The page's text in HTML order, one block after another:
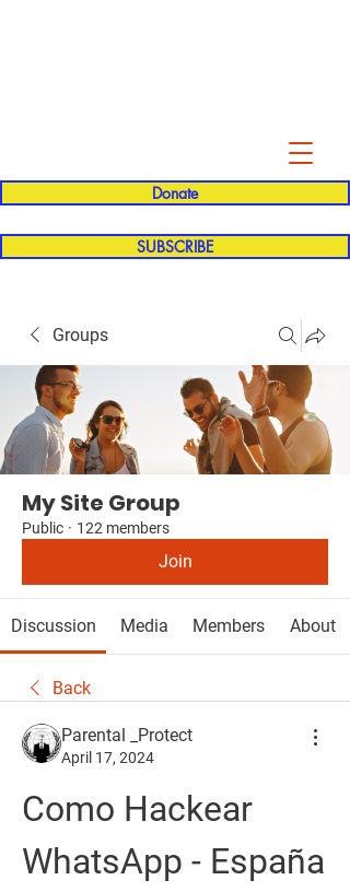
Donate
SUBSCRIBE
Groups
My Site Group
Public · 122 members
Join
Discussion Media Members About
Back
Parental _Protect
April 17, 2024
Como Hackear
WhatsApp - España